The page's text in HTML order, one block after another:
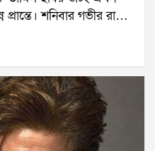
শনিবার গভীর রাতে
দৃশ্যের শুটিং করেন বিজয়
সেখানে উপস্থিত কয়েক
হয়ে পড়েন।বুধবার রাতে
পরের দিন ভোরে
থেকে বেলগাছিয়া
টানা কয়েক দিন সেখানে
পুরো শুটিং দল পৌঁছে